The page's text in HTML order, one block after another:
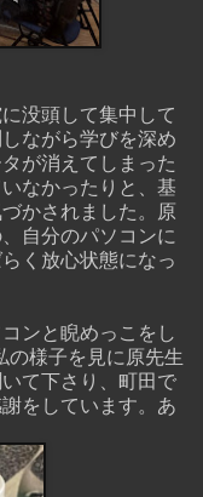
没頭して集中して
ながら学びを深め
が消えてしまった
なかったりと、基
かされました。原
自分のパソコンに
く放心状態になっ
ンと睨めっこをし
の様子を見に原先生
て下さり、町田で
をしています。あ